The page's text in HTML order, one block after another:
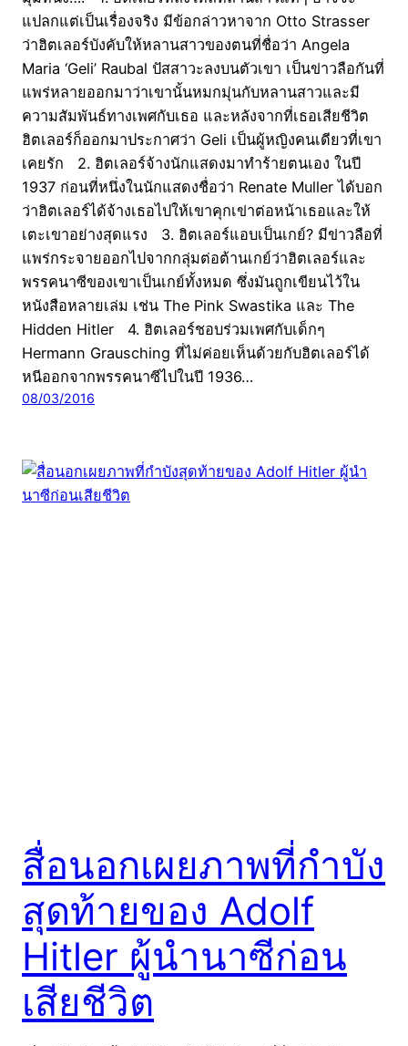
แปลกแต่เป็นเรื่องจริง มีข้อกล่าวหาจาก Otto Strasser
ว่าฮิตเลอร์บังคับให้หลานสาวของตนที่ชื่อว่า Angela
Maria ‘Geli’ Raubal ปัสสาวะลงบนตัวเขา เป็นข่าวลือกันที่
แพร่หลายออกมาว่าเขานั้นหมกมุ่นกับหลานสาวและมี
ความสัมพันธ์ทางเพศกับเธอ และหลังจากที่เธอเสียชีวิต
ฮิตเลอร์ก็ออกมาประกาศว่า Geli เป็นผู้หญิงคนเดียวที่เขา
เคยรัก 2. ฮิตเลอร์จ้างนักแสดงมาทำร้ายตนเอง ในปี
1937 ก่อนที่หนึ่งในนักแสดงชื่อว่า Renate Muller ได้บอก
ว่าฮิตเลอร์ได้จ้างเธอไปให้เขาคุกเข่าต่อหน้าเธอและให้
เตะเขาอย่างสุดแรง 3. ฮิตเลอร์แอบเป็นเกย์? มีข่าวลือที่
แพร่กระจายออกไปจากกลุ่มต่อต้านเกย์ว่าฮิตเลอร์และ
พรรคนาซีของเขาเป็นเกย์ทั้งหมด ซึ่งมันถูกเขียนไว้ใน
หนังสือหลายเล่ม เช่น The Pink Swastika และ The
Hidden Hitler 4. ฮิตเลอร์ชอบร่วมเพศกับเด็กๆ
Hermann Grausching ที่ไม่ค่อยเห็นด้วยกับฮิตเลอร์ได้
หนีออกจากพรรคนาซีไปในปี 1936…
08/03/2016
สื่อนอกเผยภาพที่กำบัง
สุดท้ายของ Adolf
Hitler ผู้นำนาซีก่อน
เสียชีวิต